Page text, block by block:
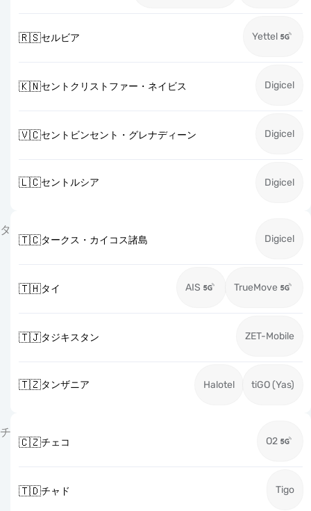
🇷🇸セルビア Yettel
🇰🇳セントクリストファー・ネイビス Digicel
🇻🇨セントビンセント・グレナディーン Digicel
🇱🇨セントルシア Digicel
タ
🇹🇨タークス・カイコス諸島 Digicel
🇹🇭タイ AIS TrueMove
🇹🇯タジキスタン ZET-Mobile
🇹🇿タンザニア Halotel tiGO (Yas)
チ
🇨🇿チェコ O2
🇹🇩チャド Tigo